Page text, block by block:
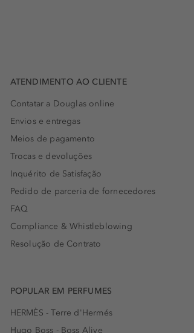
ATENDIMENTO AO CLIENTE
Contatar a Douglas online
Envios e entregas
Meios de pagamento
Trocas e devoluções
Inquérito de Satisfação
Pedido de parceria de fornecedores
FAQ
Compliance & Whistleblowing
Resolução de Contrato
POPULAR EM PERFUMES
HERMÈS - Terre d'Hermés
Hugo Boss - Boss Alive